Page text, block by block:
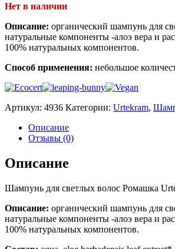
Нет в наличии
Описание: органический шампунь для
натуральные компоненты -алоэ вера и
100% натуральных компонентов.
Способ применения: небольшое
Артикул: 4936 Категории: Urtekram,
Описание
Отзывы (0)
Описание
Шампунь для светлых волос Ромашка
Описание: органический шампунь для
натуральные компоненты -алоэ вера и
100% натуральных компонентов.